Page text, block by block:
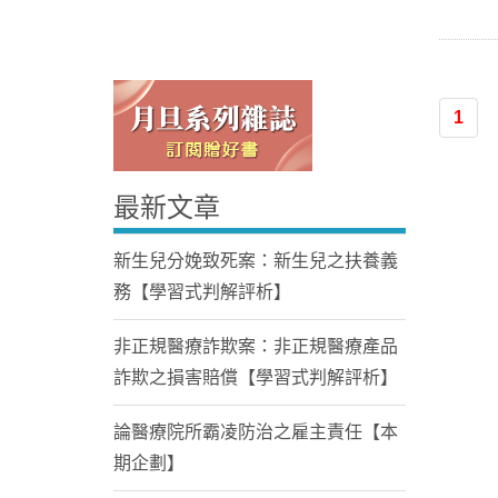
Home
1
最新文章
新生兒分娩致死案：新生兒之扶養義
務【學習式判解評析】
非正規醫療詐欺案：非正規醫療產品
詐欺之損害賠償【學習式判解評析】
論醫療院所霸凌防治之雇主責任【本
期企劃】